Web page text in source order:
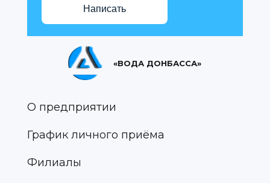
Написать
«ВОДА ДОНБАССА»
О предприятии
График личного приёма
Филиалы